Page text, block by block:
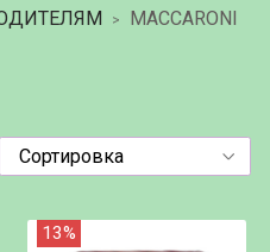
MACCARONI
13%